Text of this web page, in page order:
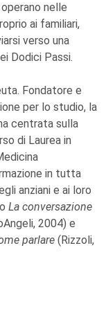
nelle
ai familiari,
verso una
Dodici Passi.
Fondatore e
per lo studio, la
centrata sulla
di Laurea in
in tutta
anziani e ai loro
La conversazione
2004) e
parlare (Rizzoli,